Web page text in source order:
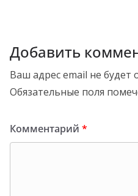
Добавить
Ваш адрес email не будет
Обязательные поля
Комментарий *